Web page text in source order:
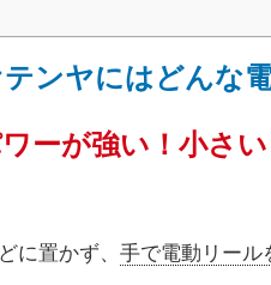
ンヤにはどんな
ーが強い！小さ
に置かず、 手で電動リール